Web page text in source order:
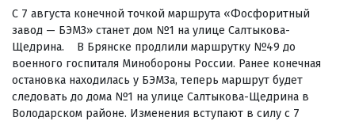
С 7 августа конечной точкой маршрута «Фосфоритный
завод — БЭМЗ» станет дом №1 на улице Салтыкова-
Щедрина. В Брянске продлили маршрутку №49 до
военного госпиталя Минобороны России. Ранее конечная
остановка находилась у БЭМЗа, теперь маршрут будет
следовать до дома №1 на улице Салтыкова-Щедрина в
Володарском районе. Изменения вступают в силу с 7